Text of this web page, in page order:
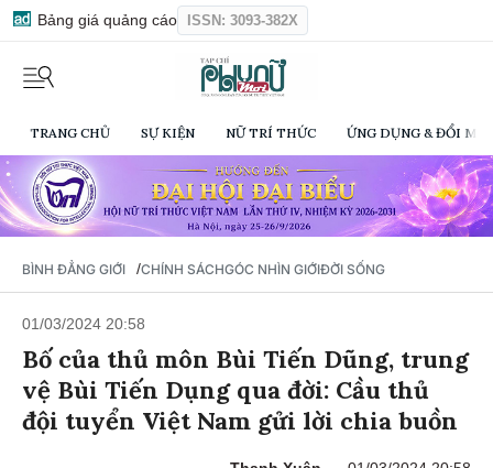
Bảng giá quảng cáo ISSN: 3093-382X
TRANG CHỦ SỰ KIỆN NỮ TRÍ THỨC ỨNG DỤNG & ĐỔI
BÌNH ĐẲNG GIỚI /CHÍNH SÁCHGÓC NHÌN GIỚIĐỜI SỐNG
01/03/2024 20:58
Bố của thủ môn Bùi Tiến Dũng, trung
vệ Bùi Tiến Dụng qua đời: Cầu thủ
đội tuyển Việt Nam gửi lời chia buồn